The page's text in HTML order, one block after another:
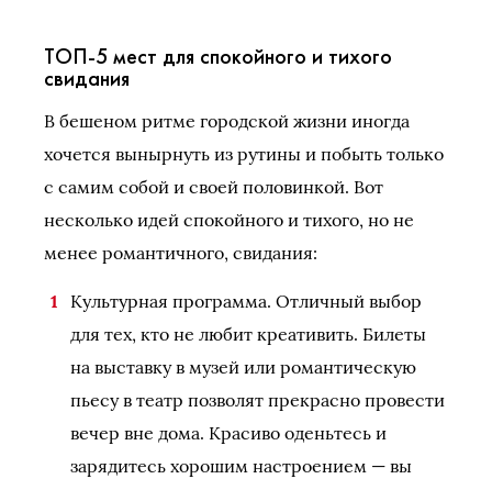
ТОП-5 мест для спокойного и тихого
свидания
В бешеном ритме городской жизни иногда
хочется вынырнуть из рутины и побыть только
с самим собой и своей половинкой. Вот
несколько идей спокойного и тихого, но не
менее романтичного, свидания:
Культурная программа. Отличный выбор
для тех, кто не любит креативить. Билеты
на выставку в музей или романтическую
пьесу в театр позволят прекрасно провести
вечер вне дома. Красиво оденьтесь и
зарядитесь хорошим настроением — вы